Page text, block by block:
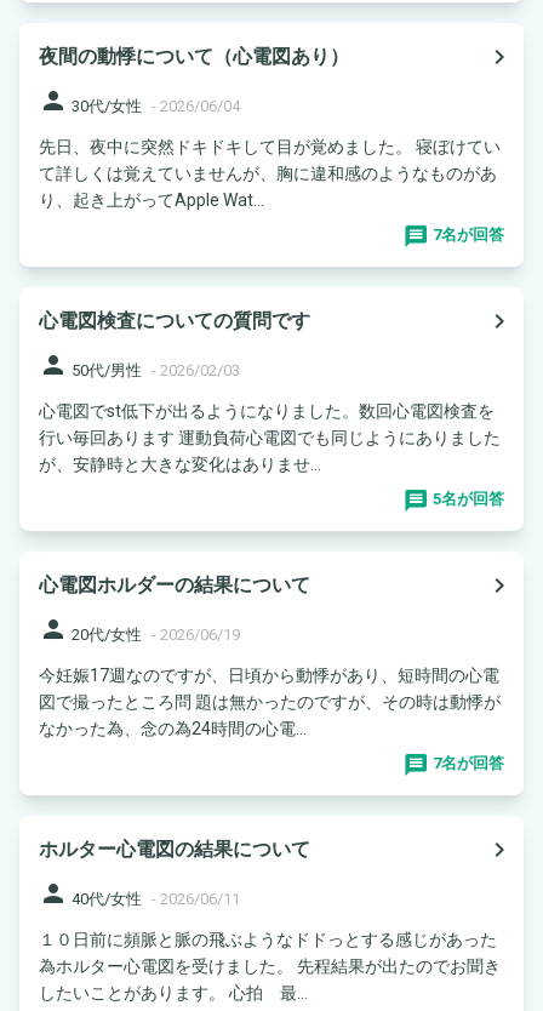
夜間の動悸について（心電図あり）
navigate_next
person 30代/女性 - 2026/06/04
先日、夜中に突然ドキドキして目が覚めました。 寝ぼけてい
て詳しくは覚えていませんが、胸に違和感のようなものがあ
り、起き上がってApple Wat...
7名が回答
心電図検査についての質問です
navigate_next
person 50代/男性 - 2026/02/03
心電図でst低下が出るようになりました。数回心電図検査を
行い毎回あります 運動負荷心電図でも同じようにありました
が、安静時と大きな変化はありませ...
5名が回答
心電図ホルダーの結果について
navigate_next
person 20代/女性 - 2026/06/19
今妊娠17週なのですが、日頃から動悸があり、短時間の心電
図で撮ったところ問 題は無かったのですが、その時は動悸が
なかった為、念の為24時間の心電...
7名が回答
ホルター心電図の結果について
navigate_next
person 40代/女性 - 2026/06/11
１０日前に頻脈と脈の飛ぶようなドドっとする感じがあった
為ホルター心電図を受けました。 先程結果が出たのでお聞き
したいことがあります。 心拍 最...